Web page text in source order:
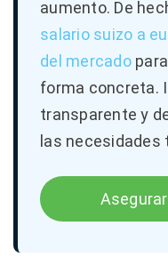
aumento. De
salario suizo a
del mercado
forma concreta.
transparente y
las